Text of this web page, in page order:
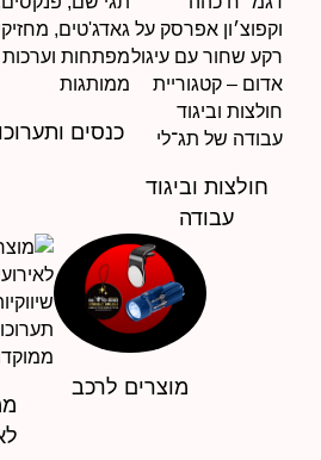
חולצות וביגוד
עבודה
כנסים
מוצרים לרכב